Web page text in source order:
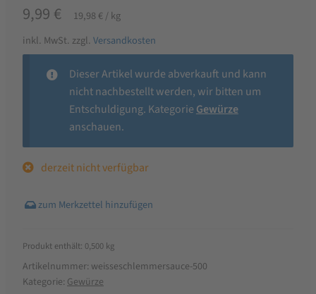
9,99 € 19,98 €/kg
inkl. MwSt. zzgl. Versandkosten
Dieser Artikel wurde abverkauft und kann
nicht nachbestellt werden, wir bitten um
Entschuldigung. KategorieGewürze
anschauen.
derzeit nicht verfügbar
Produkt enthält: 0,500 kg
Artikelnummer: weisseschlemmersauce-500
Kategorie: Gewürze